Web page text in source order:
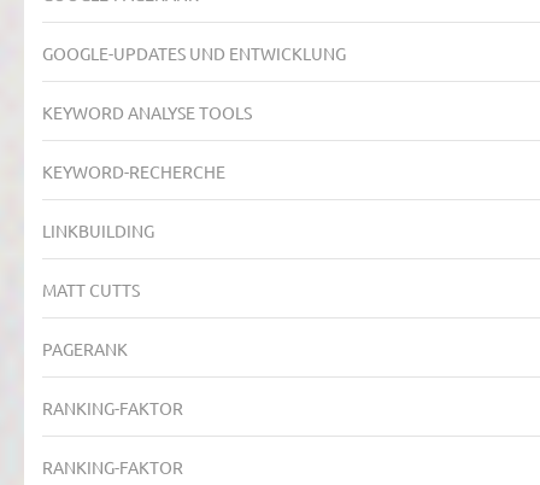
GOOGLE-UPDATES UND ENTWICKLUNG
KEYWORD ANALYSE TOOLS
KEYWORD-RECHERCHE
LINKBUILDING
MATT CUTTS
PAGERANK
RANKING-FAKTOR
RANKING-FAKTOR